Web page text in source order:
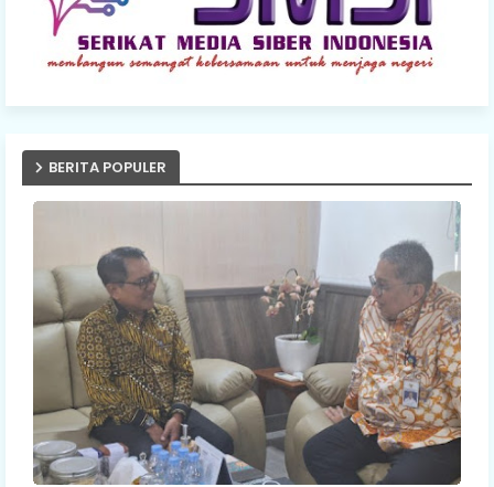
BERITA POPULER